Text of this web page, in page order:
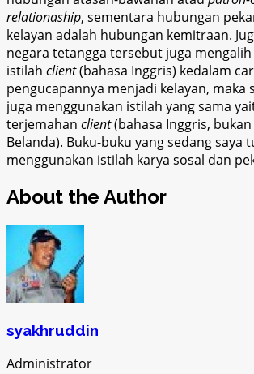
relationaship, sementara hubungan
kelayan adalah hubungan kemitraan.
negara tetangga tersebut juga
istilah client(bahasa Inggris) kedalam
pengucapannya menjadi kelayan, maka
juga menggunakan istilah yang sama
terjemahan client(bahasa Inggris, bukan
Belanda). Buku-buku yang sedang saya
menggunakan istilah karya sosal dan
About the Author
syakhruddin
Administrator